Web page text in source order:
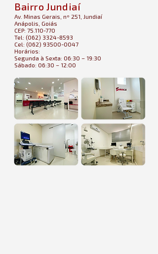
Bairro Jundiaí
Av. Minas Gerais, nº 251, Jundiaí
Anápolis, Goiás
CEP: 75.110-770
Tel: (062) 3324-8593
Cel: (062) 93500-0047
Horários:
Segunda à Sexta: 06:30 – 19:30
Sábado: 06:30 – 12:00